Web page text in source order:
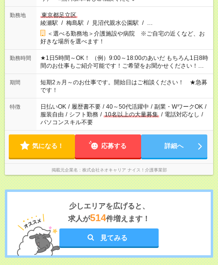
勤務地
東京都足立区
綾瀬駅 / 梅島駅 / 見沼代親水公園駅 / …
＜選べる勤務地＞介護施設や病院 ※ご自宅の近くなど、お
好きな場所を選べます！
勤務時間
★1日5時間～OK！ （例）9:00～18:00のあいだ もちろん1日8時
間のお仕事もご紹介可能です！ご希望をお聞かせください！★家
庭の都合でお休みが必要な場合も遠慮なくご相談ください。 ※
週最低15時間以上の勤務が必要です
期間
短期2ヵ月～のお仕事です。開始日はご相談ください！ ★急募
です！
特徴 日払いOK / 履歴書不要 / 40～50代活躍中 / 副業・WワークOK /
服装自由 / シフト勤務 / 10名以上の大量募集 / 電話対応なし /
パソコンスキル不要
気になる！ 応募する 詳細へ
掲載元企業名 株式会社ネオキャリア ナイス！介護事業部
少しエリアを広げると、
求人が514件増えます！
見てみる